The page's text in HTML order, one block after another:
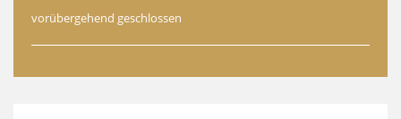
vorübergehend geschlossen